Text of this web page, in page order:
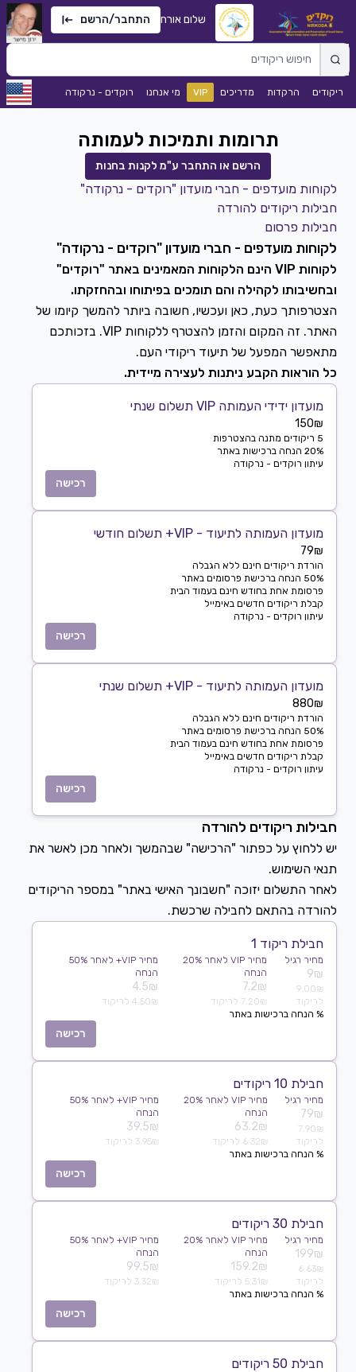
שלום אורח התחבר/הרשם
ריקודים הרקדות מדריכים VIP מי אנחנו רוקדים - נרקודה
תרומות ותמיכות לעמותה
הרשם או התחבר ע"מ לקנות בחנות
לקוחות מועדפים - חברי מועדון "רוקדים - נרקודה"
חבילות ריקודים להורדה
חבילות פרסום
לקוחות מועדפים - חברי מועדון "רוקדים - נרקודה"
לקוחות VIP הינם הלקוחות המאמינים באתר "רוקדים"
ובחשיבותו לקהילה והם תומכים בפיתוחו ובהחזקתו.
הצטרפותך כעת, כאן ועכשיו, חשובה ביותר להמשך קיומו של
האתר. זה המקום והזמן להצטרף ללקוחות VIP. בזכותכם
מתאפשר המפעל של תיעוד ריקודי העם.
כל הוראות הקבע ניתנות לעצירה מיידית.
מועדון ידידי העמותה VIP תשלום שנתי
150₪
5 ריקודים מתנה בהצטרפות
20% הנחה ברכישות באתר
עיתון רוקדים - נרקודה
רכישה
מועדון העמותה לתיעוד - VIP+ תשלום חודשי
79₪
הורדת ריקודים חינם ללא הגבלה
50% הנחה ברכישת פרסומים באתר
פרסומת אחת בחודש חינם בעמוד הבית
קבלת ריקודים חדשים באימייל
עיתון רוקדים - נרקודה
רכישה
מועדון העמותה לתיעוד - VIP+ תשלום שנתי
880₪
הורדת ריקודים חינם ללא הגבלה
50% הנחה ברכישת פרסומים באתר
פרסומת אחת בחודש חינם בעמוד הבית
קבלת ריקודים חדשים באימייל
עיתון רוקדים - נרקודה
רכישה
חבילות ריקודים להורדה
יש ללחוץ על כפתור "הרכישה" שבהמשך ולאחר מכן לאשר את
לאחר התשלום יזוכה "חשבונך האישי באתר" במספר הריקודים
להורדה בהתאם לחבילה שרכשת.
חבילת ריקוד 1
מחיר רגיל
9₪
9.00₪
לריקוד
מחיר VIP לאחר 20%
הנחה
7.2₪
7.20₪ לריקוד
מחיר VIP+ לאחר 50%
הנחה
4.5₪
4.50₪ לריקוד
% הנחה ברכישות באתר
רכישה
חבילת 10 ריקודים
מחיר רגיל
79₪
7.90₪
לריקוד
מחיר VIP לאחר 20%
הנחה
63.2₪
6.32₪ לריקוד
מחיר VIP+ לאחר 50%
הנחה
39.5₪
3.95₪ לריקוד
% הנחה ברכישות באתר
רכישה
חבילת 30 ריקודים
מחיר רגיל
199₪
6.63₪
לריקוד
מחיר VIP לאחר 20%
הנחה
159.2₪
5.31₪ לריקוד
מחיר VIP+ לאחר 50%
הנחה
99.5₪
3.32₪ לריקוד
% הנחה ברכישות באתר
רכישה
חבילת 50 ריקודים